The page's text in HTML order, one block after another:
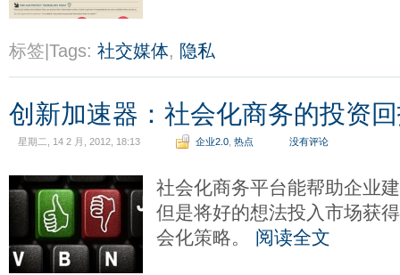
标签|Tags: 社交媒体, 隐私
创新加速器：社会化商务的投资
星期二, 14 2 月, 2012, 18:13 企业2.0 热点 没有评论
社会化商务平台能帮助企业
但是将好的想法投入市场获
会化策略。 阅读全文